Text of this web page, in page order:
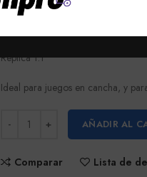
Replica 1.1
Ideal para juegos en cancha, y
AÑADIR AL
Comparar Lista de